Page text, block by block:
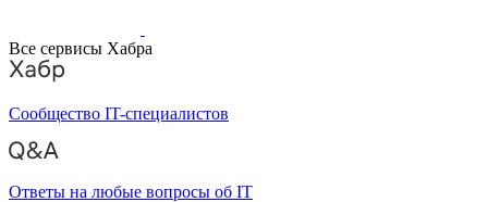
Все сервисы Хабра
Сообщество IT-специалистов
Ответы на любые вопросы об IT